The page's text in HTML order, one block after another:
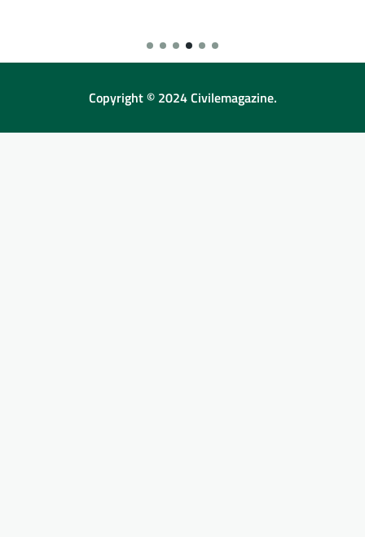
Copyright © 2024 Civilemagazine.